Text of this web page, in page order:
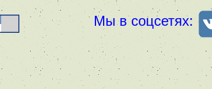
Мы в соцсетях: